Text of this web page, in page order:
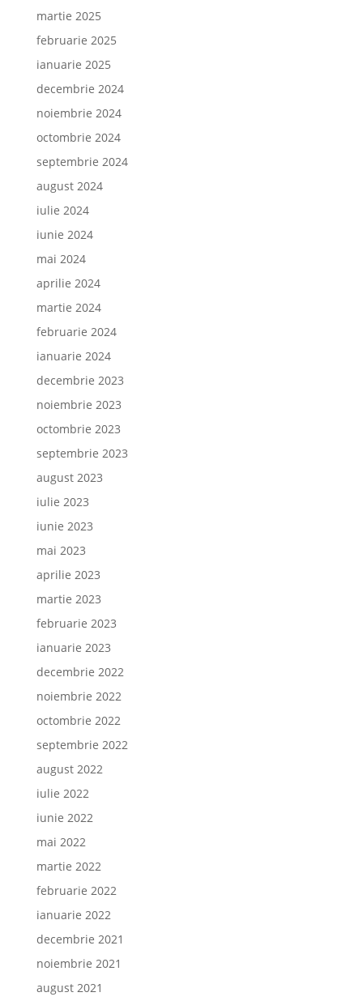
martie 2025
februarie 2025
ianuarie 2025
decembrie 2024
noiembrie 2024
octombrie 2024
septembrie 2024
august 2024
iulie 2024
iunie 2024
mai 2024
aprilie 2024
martie 2024
februarie 2024
ianuarie 2024
decembrie 2023
noiembrie 2023
octombrie 2023
septembrie 2023
august 2023
iulie 2023
iunie 2023
mai 2023
aprilie 2023
martie 2023
februarie 2023
ianuarie 2023
decembrie 2022
noiembrie 2022
octombrie 2022
septembrie 2022
august 2022
iulie 2022
iunie 2022
mai 2022
martie 2022
februarie 2022
ianuarie 2022
decembrie 2021
noiembrie 2021
august 2021